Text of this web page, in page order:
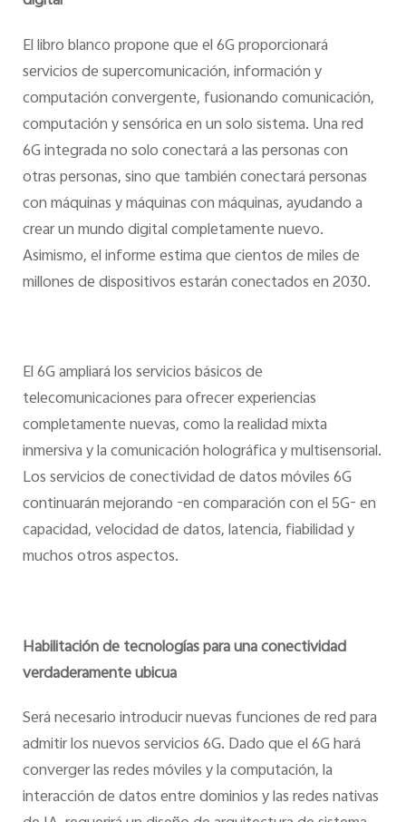
El libro blanco propone que el 6G proporcionará
servicios de supercomunicación, información y
computación convergente, fusionando comunicación,
computación y sensórica en un solo sistema. Una red
6G integrada no solo conectará a las personas con
otras personas, sino que también conectará personas
con máquinas y máquinas con máquinas, ayudando a
crear un mundo digital completamente nuevo.
Asimismo, el informe estima que cientos de miles de
millones de dispositivos estarán conectados en 2030.
El 6G ampliará los servicios básicos de
telecomunicaciones para ofrecer experiencias
completamente nuevas, como la realidad mixta
inmersiva y la comunicación holográfica y multisensorial.
Los servicios de conectividad de datos móviles 6G
continuarán mejorando -en comparación con el 5G- en
capacidad, velocidad de datos, latencia, fiabilidad y
muchos otros aspectos.
Habilitación de tecnologías para una conectividad
verdaderamente ubicua
Será necesario introducir nuevas funciones de red para
admitir los nuevos servicios 6G. Dado que el 6G hará
converger las redes móviles y la computación, la
interacción de datos entre dominios y las redes nativas